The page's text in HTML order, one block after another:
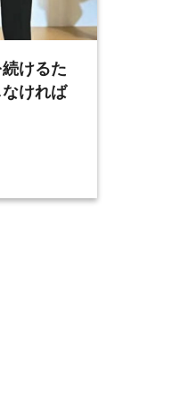
続けるた
ければ